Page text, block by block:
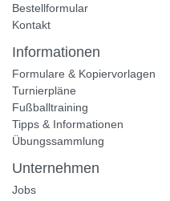
Bestellformular
Kontakt
Informationen
Formulare & Kopiervorlagen
Turnierpläne
Fußballtraining
Tipps & Informationen
Übungssammlung
Unternehmen
Jobs